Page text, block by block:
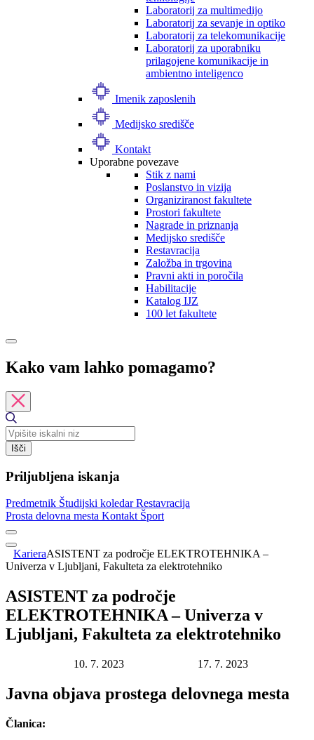
Laboratorij za multimedijo
Laboratorij za sevanje in optiko
Laboratorij za telekomunikacije
Laboratorij za uporabniku
prilagojene komunikacije in
ambientno inteligenco
Imenik zaposlenih
Medijsko središče
Kontakt
Uporabne povezave
Stik z nami
Poslanstvo in vizija
Organiziranost fakultete
Prostori fakultete
Nagrade in priznanja
Medijsko središče
Restavracija
Založba in trgovina
Pravni akti in poročila
Habilitacije
Katalog IJZ
100 let fakultete
Kako vam lahko pomagamo?
Išči
Priljubljena iskanja
Predmetnik Študijski koledarRestavracija
Prosta delovna mesta Kontakt Šport
KarieraASISTENT za področje ELEKTROTEHNIKA –
Univerza v Ljubljani, Fakulteta za elektrotehniko
ASISTENT za področje
ELEKTROTEHNIKA – Univerza v
Ljubljani, Fakulteta za elektrotehniko
10. 7. 2023 17. 7. 2023
Javna objava prostega delovnega mesta
Članica: